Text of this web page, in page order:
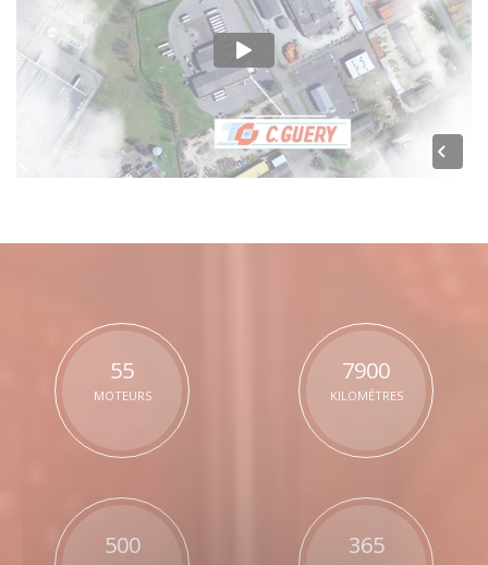
55
MOTEURS
7900
KILOMÉTRES
500 365